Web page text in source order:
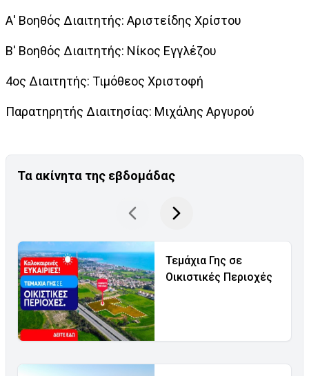
Α' Βοηθός Διαιτητής: Αριστείδης Χρίστου
Β' Βοηθός Διαιτητής: Νίκος Εγγλέζου
4ος Διαιτητής: Τιμόθεος Χριστοφή
Παρατηρητής Διαιτησίας: Μιχάλης Αργυρού
Τα ακίνητα της εβδομάδας
Τεμάχια Γης σε
Οικιστικές Περιοχές